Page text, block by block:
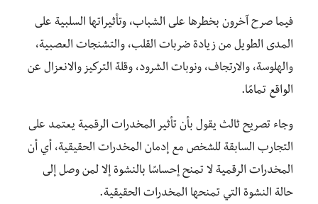
فيما صرح آخرون بخطرها على الشباب، وتأثيراتها السلبية على
المدى الطويل من زيادة ضربات القلب، والتشنجات العصبية،
والهلوسة، والارتجاف، ونوبات الشرود، وقلة التركيز والانعزال عن
الواقع تمامًا.
وجاء تصريح ثالث يقول بأن تأثير المخدرات الرقمية يعتمد على
التجارب السابقة للشخص مع إدمان المخدرات الحقيقية، أي أن
المخدرات الرقمية لا تمنح إحساسًا بالنشوة إلا لمن وصل إلى
حالة النشوة التي تمنحها المخدرات الحقيقية.